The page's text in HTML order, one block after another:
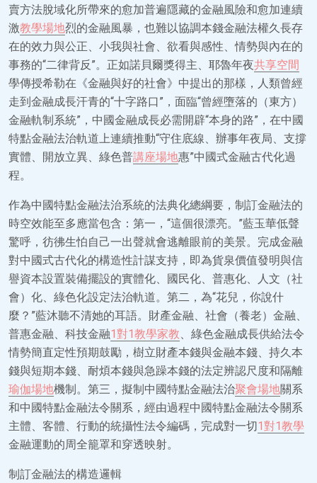
賣方法脫域化所帶來的愈加普遍隱藏的金融風險和愈加連續
激教學場地烈的金融風暴，也難以協調本錢金融法權久長存
在的效力與公正、小我與社會、欲看與感性、情勢與內在的
事務的“二律背反”。正如諾貝爾獎得主、耶魯年夜共享空間
學傳授希勒在《金融與好的社會》中提出的那樣，人類曾經
走到金融成長汗青的“十字路口”，面臨“曾經墮落的（東方）
金融軌制系統”，中國金融成長必需開辟“本身的路”，在中國
特點金融法治軌道上連續推動“守住底線、辦事年夜局、支撐
實體、開放立異、綠色普講座場地惠”中國式金融古代化過
程。
作為中國特點金融法治系統的法典化總綱要，制訂金融法的
時空效能至多應當包含：第一，“這個很漂亮。”藍玉華低聲
驚呼，彷彿生怕自己一出聲就會逃離眼前的美景。完成金融
對中國式古代化的構造性計謀支持，即為貨泉價值發明與信
譽資本設置裝備擺設的實體化、國民化、普惠化、人文（社
會）化、綠色化設定法治軌道。第二，為“花兒，你說什
麼？”藍沐聽不清她的耳語。財產金融、社會（養老）金融、
普惠金融、科技金融1對1教學家教、綠色金融成長供給法令
情勢簡直定性預期鼓勵，樹立財產本錢與金融本錢、持久本
錢與短期本錢、耐煩本錢與急躁本錢的法定辨認尺度和隔離
瑜伽場地機制。第三，擬制中國特點金融法治聚會場地關系
和中國特點金融法令關系，經由過程中國特點金融法令關系
主體、客體、行動的統攝性法令編碼，完成對一切1對1教學
金融運動的周全籠罩和穿透映射。
制訂金融法的構造邏輯